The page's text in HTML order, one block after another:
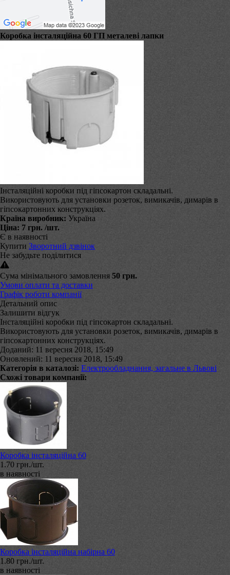
Коробка інсталяційна 60 ГП металеві лапки
Інсталяційні коробки під гіпсокартон складальні.
Використовують для установки розеток, вимикачів, димарів в
гіпсокартонних конструкціях.
Країна виробник: Україна
Ціна: 7 грн. /шт.
Є в наявності
Купити Зворотний дзвінок
Не забудьте поділитися
Сума мінімального замовлення 50 грн.
Умови оплати та доставки
Графік роботи компанії
Детальний опис
Залишити відгук
Інсталяційні коробки під гіпсокартон складальні.
Використовують для установки розеток, вимикачів, димарів в
гіпсокартонних конструкціях.
Доданий: 11 вересня 2018, 15:49
Оновлений: 11 вересня 2018, 15:49
Категорія в каталозі: Електрообладнання, загальне в Львові
Схожі товари компанії:
Коробка інсталяційна 60
1.70 грн./шт.
в наявності
Коробка інсталяційна набірна 60
1.80 грн./шт.
в наявності